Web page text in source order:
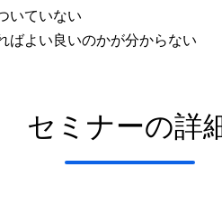
いていない
ばよい良いのかが分からない
セミナーの詳